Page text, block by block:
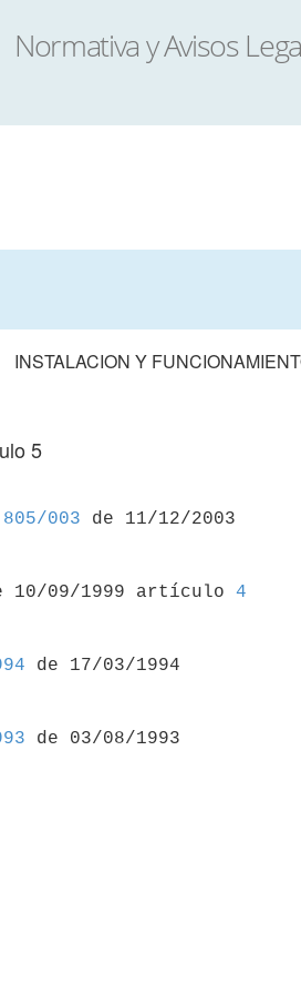
INSTALACION Y
5
003 de 11/12/2003
10/09/1999 artículo 4
de 17/03/1994